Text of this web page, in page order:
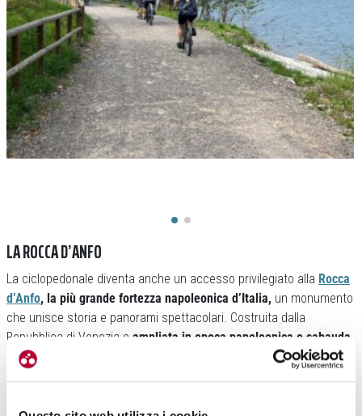
LA ROCCA D’ANFO
La ciclopedonale diventa anche un accesso privilegiato alla Rocca
d’Anfo, la più grande fortezza napoleonica d’Italia, un monumento
che unisce storia e panorami spettacolari. Costruita dalla
Repubblica di Venezia e ampliata in epoca napoleonica e sabauda
la Rocca domina dall’alto l’intero lago.